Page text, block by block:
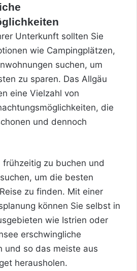
Unterkunft sollten Sie
wie Campingplätzen,
suchen, um
zu sparen. Das Allgäu
eine Vielzahl von
die
und dennoch
frühzeitig zu buchen und
um die besten
zu finden. Mit einer
können Sie selbst in
wie Istrien oder
erschwingliche
und so das meiste aus
herausholen.